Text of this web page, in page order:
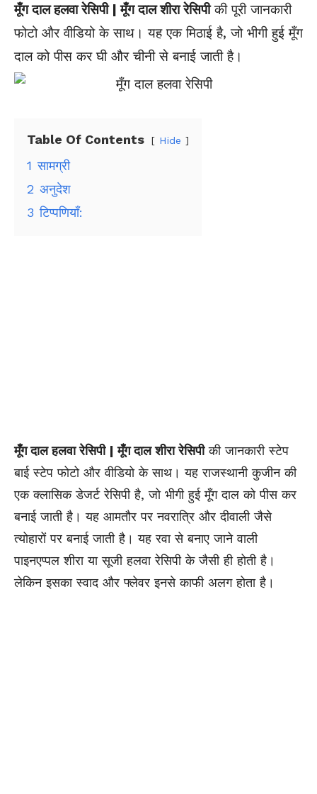
मूँग दाल हलवा रेसिपी | मूँग दाल शीरा रेसिपीकी पूरी जानकारी
फोटो और वीडियो के साथ। यह एक मिठाई है, जो भीगी हुई मूँग
दाल को पीस कर घी और चीनी से बनाई जाती है।
Table Of Contents Hide
1 सामग्री
2 अनुदेश
3 टिप्पणियाँ:
मूँग दाल हलवा रेसिपी | मूँग दाल शीरा रेसिपीकी जानकारी स्टेप
बाई स्टेप फोटो और वीडियो के साथ। यह राजस्थानी कुजीन की
एक क्लासिक डेजर्ट रेसिपी है, जो भीगी हुई मूँग दाल को पीस कर
बनाई जाती है। यह आमतौर पर नवरात्रि और दीवाली जैसे
त्योहारों पर बनाई जाती है। यह रवा से बनाए जाने वाली
पाइनएप्पल शीरा या सूजी हलवा रेसिपी के जैसी ही होती है।
लेकिन इसका स्वाद और फ्लेवर इनसे काफी अलग होता है।